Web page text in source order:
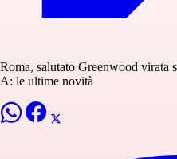
Roma, salutato Greenwood virata
A: le ultime novità